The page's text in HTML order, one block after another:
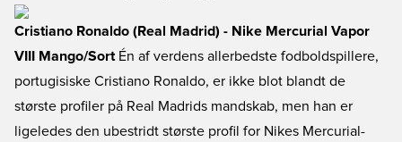
Cristiano Ronaldo (Real Madrid) - Nike Mercurial Vapor
VIII Mango/Sort Én af verdens allerbedste fodboldspillere,
portugisiske Cristiano Ronaldo, er ikke blot blandt de
største profiler på Real Madrids mandskab, men han er
ligeledes den ubestridt største profil for Nikes Mercurial-